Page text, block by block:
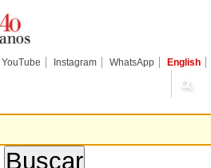
YouTube Instagram WhatsApp English